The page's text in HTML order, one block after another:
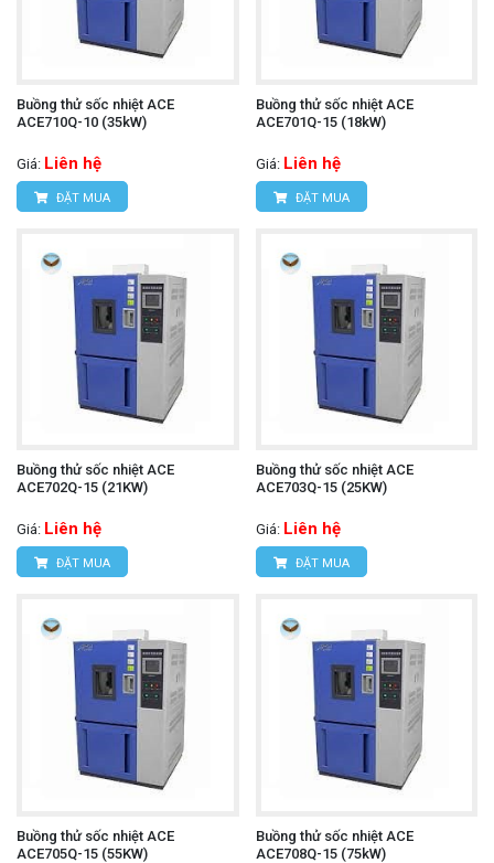
Buồng thử sốc nhiệt ACE
ACE710Q-10 (35kW)
Giá: Liên hệ
ĐẶT MUA
Buồng thử sốc nhiệt ACE
ACE701Q-15 (18kW)
Giá: Liên hệ
ĐẶT MUA
Buồng thử sốc nhiệt ACE
ACE702Q-15 (21KW)
Giá: Liên hệ
ĐẶT MUA
Buồng thử sốc nhiệt ACE
ACE703Q-15 (25KW)
Giá: Liên hệ
ĐẶT MUA
Buồng thử sốc nhiệt ACE
ACE705Q-15 (55KW)
Buồng thử sốc nhiệt ACE
ACE708Q-15 (75kW)